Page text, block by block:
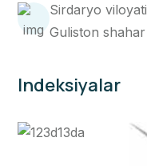
Sirdaryo viloyati
Guliston shahar
Indeksiyalar